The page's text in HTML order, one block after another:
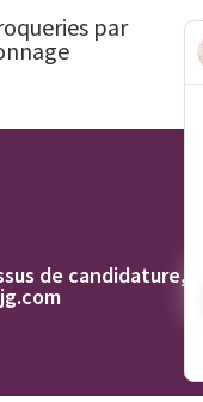
par
de candidature,